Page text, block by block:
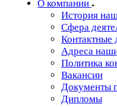
О компании
История
Сфера
Контактные
Адреса
Политика
Вакансии
Документы
Дипломы